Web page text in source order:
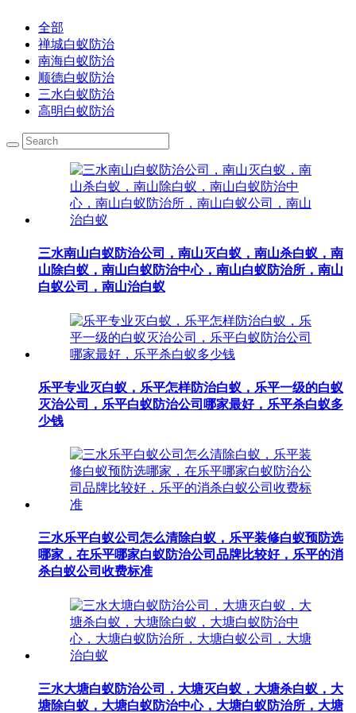
全部
禅城白蚁防治
南海白蚁防治
顺德白蚁防治
三水白蚁防治
高明白蚁防治
三水南山白蚁防治公司，南山灭白蚁，南山杀白蚁，南
山除白蚁，南山白蚁防治中心，南山白蚁防治所，南山
白蚁公司，南山治白蚁
乐平专业灭白蚁，乐平怎样防治白蚁，乐平一级的白蚁
灭治公司，乐平白蚁防治公司哪家最好，乐平杀白蚁多
少钱
三水乐平白蚁公司怎么清除白蚁，乐平装修白蚁预防选
哪家，在乐平哪家白蚁防治公司品牌比较好，乐平的消
杀白蚁公司收费标准
三水大塘白蚁防治公司，大塘灭白蚁，大塘杀白蚁，大
塘除白蚁，大塘白蚁防治中心，大塘白蚁防治所，大塘